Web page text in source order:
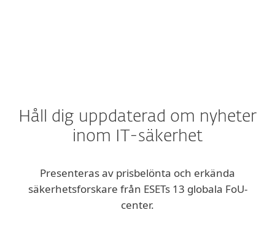
Håll dig uppdaterad om nyheter
inom IT-säkerhet
Presenteras av prisbelönta och erkända
säkerhetsforskare från ESETs 13 globala FoU-
center.